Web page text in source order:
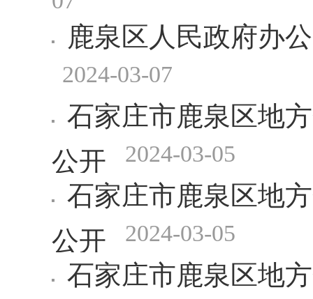
鹿泉区人民政府办
2024-03-07
石家庄市鹿泉区地
公开 2024-03-05
石家庄市鹿泉区地
公开 2024-03-05
石家庄市鹿泉区地